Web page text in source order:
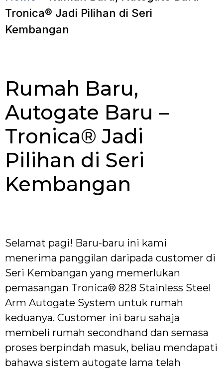
Tronica® Jadi Pilihan di Seri
Kembangan
Rumah Baru,
Autogate Baru –
Tronica® Jadi
Pilihan di Seri
Kembangan
Selamat pagi! Baru-baru ini kami
menerima panggilan daripada customer di
Seri Kembangan yang memerlukan
pemasangan Tronica® 828 Stainless Steel
Arm Autogate System untuk rumah
keduanya. Customer ini baru sahaja
membeli rumah secondhand dan semasa
proses berpindah masuk, beliau mendapati
bahawa sistem autogate lama telah